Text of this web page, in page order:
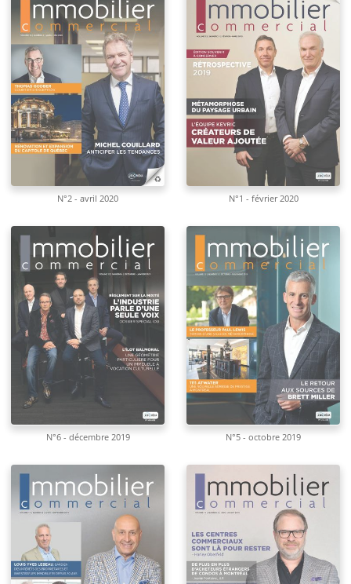
N°2 - avril 2020 N°1 - février 2020
N°6 - décembre 2019 N°5 - octobre 2019